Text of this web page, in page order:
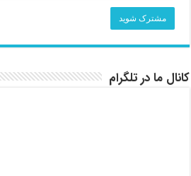
کانال ما در تلگرام